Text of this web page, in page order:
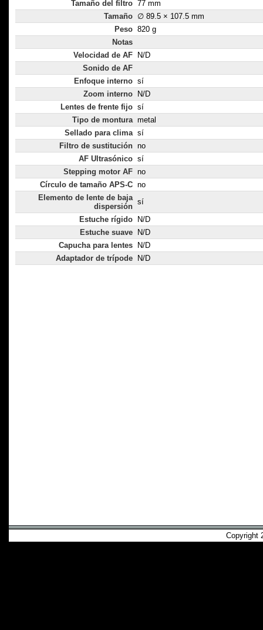
Tamaño del filtro 77 mm
Tamaño ∅ 89.5 × 107.5 mm
Peso 820 g
Notas
Velocidad de AF
N/D
Sonido de AF
Enfoque interno sí
Zoom interno
N/D
Lentes de frente fijo sí
Tipo de montura metal
Sellado para clima sí
Filtro de sustitución no
AF Ultrasónico sí
Stepping motor AF no
Círculo de tamaño APS-C no
Elemento de lente de baja
dispersión
sí
Estuche rígido
N/D
Estuche suave
N/D
Capucha para lentes
N/D
Adaptador de trípode
N/D
Copyright